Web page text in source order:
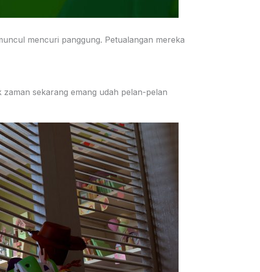
mencuri panggung. Petualangan mereka
sekarang emang udah pelan-pelan